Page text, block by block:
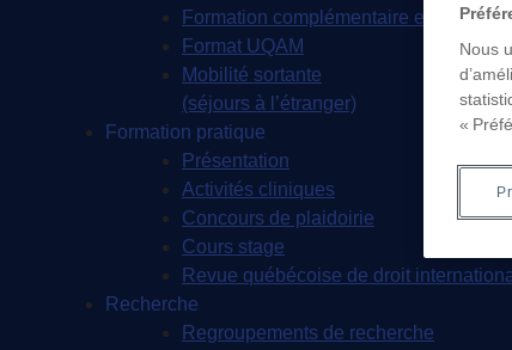
Formation complémentaire en droit
Format UQAM
Mobilité sortante
(séjours à l’étranger)
Formation pratique
Présentation
Activités cliniques
Concours de plaidoirie
Cours stage
Revue québécoise de droit
Recherche
Regroupements de recherche
Nous
«